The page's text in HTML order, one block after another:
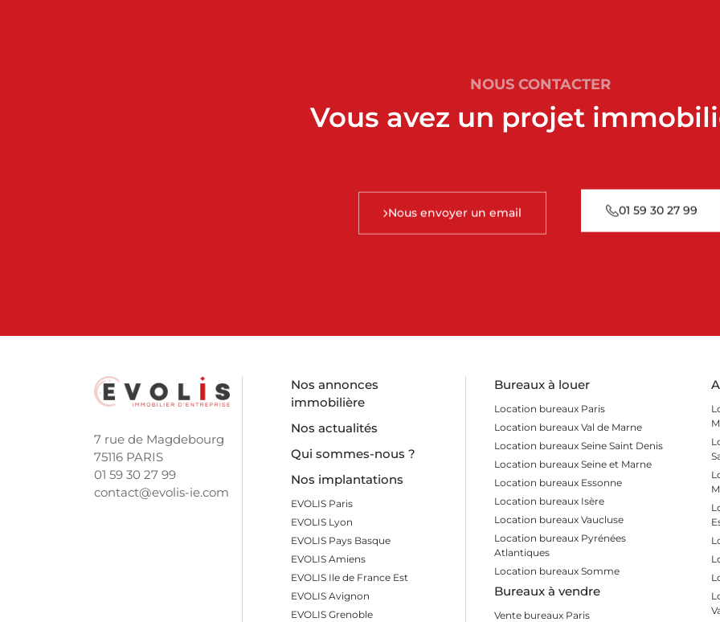
NOUS CONTACTER
Vous avez un projet
Nous envoyer un email 01 59 30 27 99
7 rue de Magdebourg
75116 PARIS
01 59 30 27 99
contact@evolis-ie.com
Nos annonces
immobilière
Nos actualités
Qui sommes-nous ?
Nos implantations
EVOLIS Paris
EVOLIS Lyon
EVOLIS Pays Basque
EVOLIS Amiens
EVOLIS Ile de France Est
EVOLIS Avignon
EVOLIS Grenoble
Bureaux à louer
Location bureaux Paris
Location bureaux Val de Marne
Location bureaux Seine Saint Denis
Location bureaux Seine et Marne
Location bureaux Essonne
Location bureaux Isère
Location bureaux Vaucluse
Location bureaux Pyrénées
Atlantiques
Location bureaux Somme
Bureaux à vendre
Vente bureaux Paris